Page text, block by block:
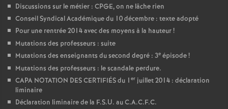
Discussions sur le métier : CPGE, on ne lâche rien
Conseil Syndical Académique du 10 décembre : texte adopté
Pour une rentrée 2014 avec des moyens à la hauteur!
Mutations des professeurs : suite
Mutations des enseignants du second degré : 3e épisode!
Mutations des professeurs : le scandale perdure.
CAPA NOTATION DES CERTIFIÉS du 1 er juillet 2014 : déclaration
liminaire
Déclaration liminaire de la F.S.U. au C.A.C.F.C.